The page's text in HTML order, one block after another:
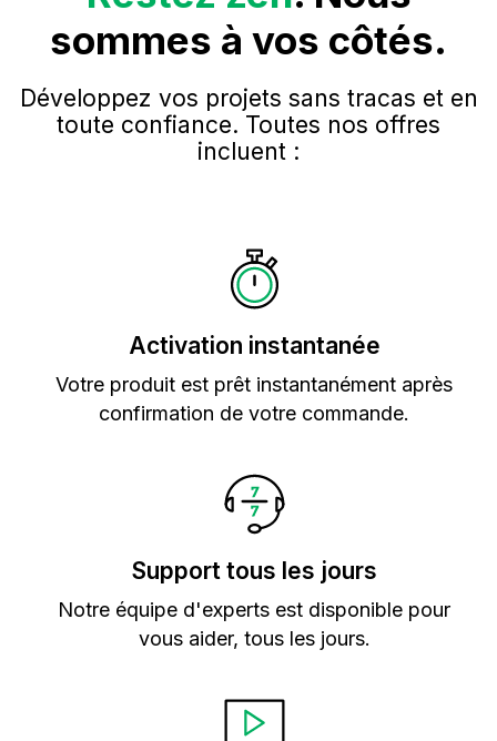
sommes à vos côtés.
Développez vos projets sans tracas et en
toute confiance. Toutes nos offres
incluent :
Activation instantanée
Votre produit est prêt instantanément après
confirmation de votre commande.
Support tous les jours
Notre équipe d'experts est disponible pour
vous aider, tous les jours.